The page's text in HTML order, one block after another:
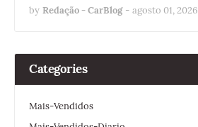
by Redação - CarBlog - agosto 01, 2026
Categories
Mais-Vendidos